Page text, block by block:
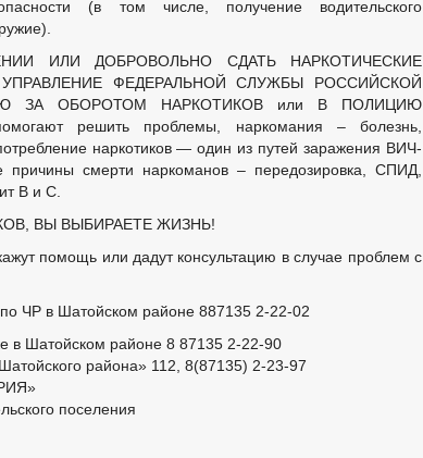
(в том числе, получение водительского
ИЛИ ДОБРОВОЛЬНО СДАТЬ НАРКОТИЧЕСКИЕ
ФЕДЕРАЛЬНОЙ СЛУЖБЫ РОССИЙСКОЙ
ЗА ОБОРОТОМ НАРКОТИКОВ или В ПОЛИЦИЮ
решить проблемы, наркомания – болезнь,
наркотиков — один из путей заражения ВИЧ-
причины смерти наркоманов – передозировка, СПИД,
В и С.
ВЫ ВЫБИРАЕТЕ ЖИЗНЬ!
помощь или дадут консультацию в случае проблем с
ЧР в Шатойском районе 887135 2-22-02
в Шатойском районе 8 87135 2-22-90
района» 112, 8(87135) 2-23-97
поселения